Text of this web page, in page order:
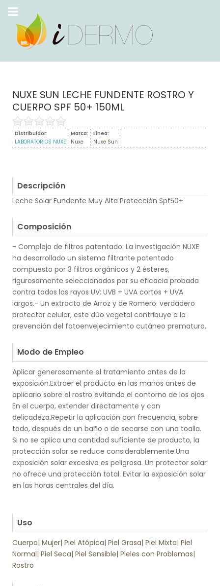
NUXE SUN LECHE FUNDENTE ROSTRO Y
CUERPO SPF 50+ 150ML
Distribuidor:
LABORATORIOS NUXE
Marca:
Nuxe
Línea:
Nuxe Sun
Descripción
Leche Solar Fundente Muy Alta Protección Spf50+
Composición
- Complejo de filtros patentado: La investigación NUXE
ha desarrollado un sistema filtrante patentado
compuesto por 3 filtros orgánicos y 2 ésteres,
rigurosamente seleccionados por su eficacia probada
contra todos los rayos UV: UVB + UVA cortos + UVA
largos.- Un extracto de Arroz y de Romero: verdadero
protector celular, este dúo vegetal contribuye a la
prevención del fotoenvejecimiento cutáneo prematuro.
Modo de Empleo
Aplicar generosamente el tratamiento antes de la
exposición.Extraer el producto en las manos antes de
aplicarlo sobre el rostro evitando el contorno de los ojos.
En el cuerpo, extender directamente y con
delicadeza.Repetir la aplicación con frecuencia, sobre
todo, después de un baño o de secarse con una toalla.
Si no se aplica una cantidad suficiente de producto, la
protección solar se reduce considerablemente.Una
exposición solar excesiva es peligrosa. Un protector solar
no ofrece una protección total. Evitar la exposición solar
en las horas centrales del día.
Uso
Cuerpo| Mujer| Piel Atópica| Piel Grasa| Piel Mixta| Piel
Normal| Piel Seca| Piel Sensible| Pieles con Problemas|
Rostro